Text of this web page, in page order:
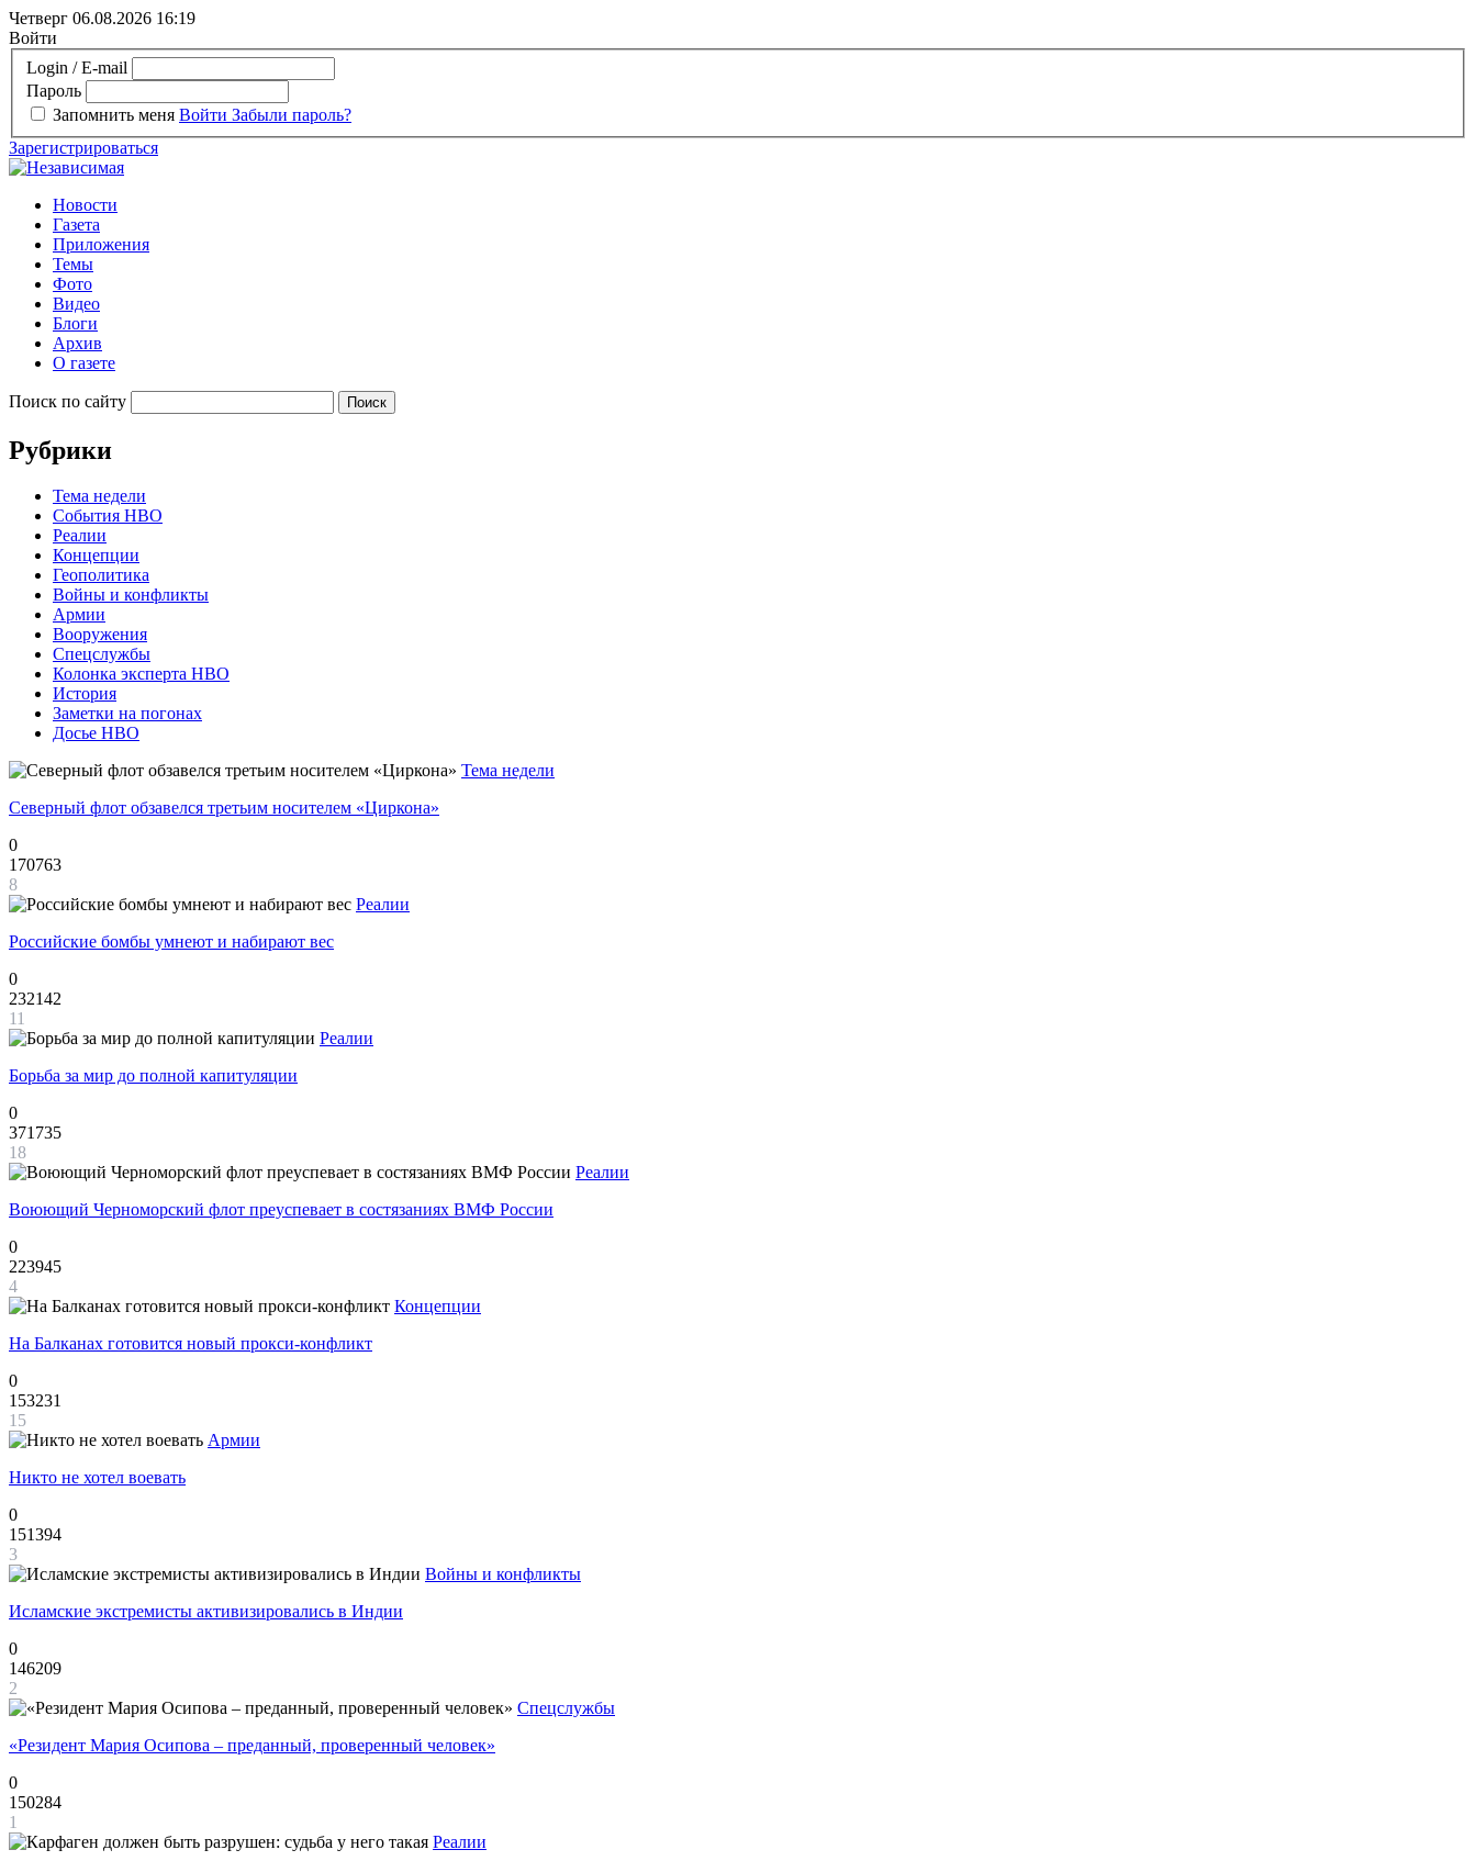
Четверг 06.08.2026 16:19
Войти
Login / E-mail
Пароль
Запомнить меня Войти Забыли пароль?
Зарегистрироваться
Новости
Газета
Приложения
Темы
Фото
Видео
Блоги
Архив
О газете
Поиск по сайту
Рубрики
Тема недели
События НВО
Реалии
Концепции
Геополитика
Войны и конфликты
Армии
Вооружения
Спецслужбы
Колонка эксперта НВО
История
Заметки на погонах
Досье НВО
Тема недели
Северный флот обзавелся третьим носителем «Циркона»
0
170763
8
Реалии
Российские бомбы умнеют и набирают вес
0
232142
11
Реалии
Борьба за мир до полной капитуляции
0
371735
18
Реалии
Воюющий Черноморский флот преуспевает в состязаниях ВМФ России
0
223945
4
Концепции
На Балканах готовится новый прокси-конфликт
0
153231
15
Армии
Никто не хотел воевать
0
151394
3
Войны и конфликты
Исламские экстремисты активизировались в Индии
0
146209
2
Спецслужбы
«Резидент Мария Осипова – преданный, проверенный человек»
0
150284
1
Реалии